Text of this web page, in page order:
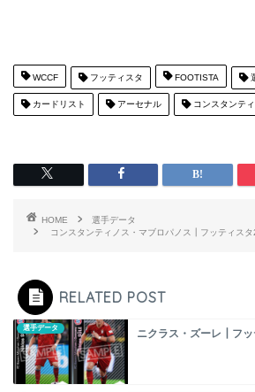
WCCF フッティスタ FOOTISTA
カードリスト アーセナル コンスタンテ
HOME
選手データ
コンスタンティノス・マブロパノス┃フッティス
RELATED POST
選手データ ニクラス・ズーレ┃フ